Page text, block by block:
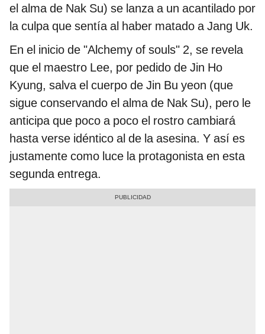
el alma de Nak Su) se lanza a un acantilado por
la culpa que sentía al haber matado a Jang Uk.
En el inicio de "Alchemy of souls" 2, se revela
que el maestro Lee, por pedido de Jin Ho
Kyung, salva el cuerpo de Jin Bu yeon (que
sigue conservando el alma de Nak Su), pero le
anticipa que poco a poco el rostro cambiará
hasta verse idéntico al de la asesina. Y así es
justamente como luce la protagonista en esta
segunda entrega.